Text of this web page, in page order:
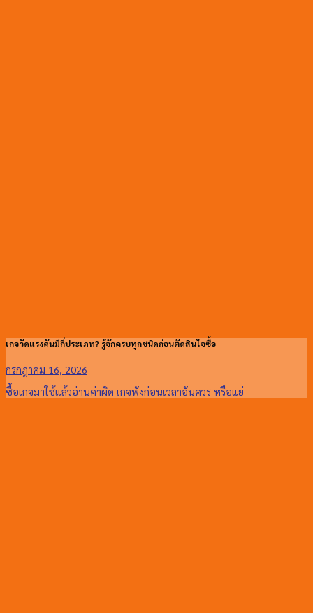
เกจวัดแรงดันมีกี่ประเภท? รู้จักครบทุกชนิดก่อนตัดสินใจซื้อ
กรกฎาคม 16, 2026
ซื้อเกจมาใช้แล้วอ่านค่าผิด เกจพังก่อนเวลาอันควร หรือแย่